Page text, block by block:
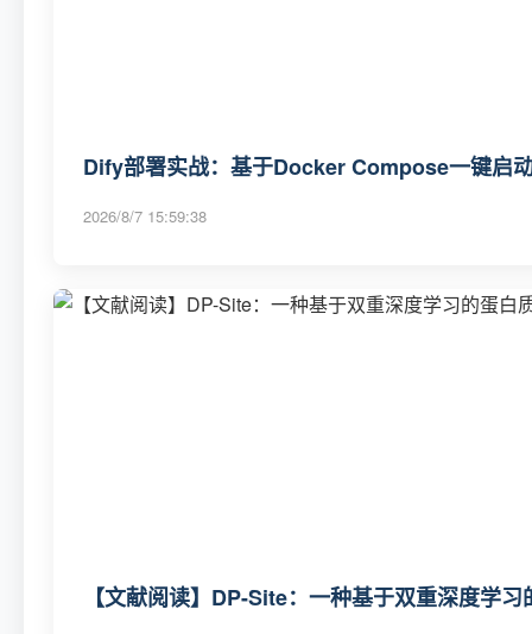
Dify部署实战：基于Docker Compose一键启
2026/8/7 15:59:38
【文献阅读】DP-Site：一种基于双重深度学